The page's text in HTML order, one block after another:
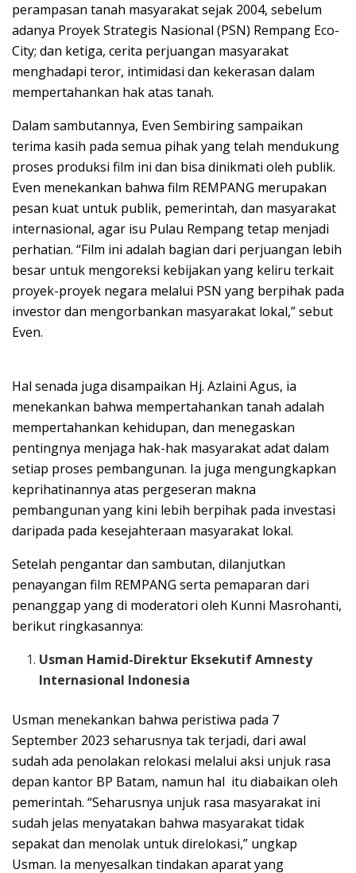
perampasan tanah masyarakat sejak 2004, sebelum
adanya Proyek Strategis Nasional (PSN) Rempang Eco-
City; dan ketiga, cerita perjuangan masyarakat
menghadapi teror, intimidasi dan kekerasan dalam
mempertahankan hak atas tanah.
Dalam sambutannya, Even Sembiring sampaikan
terima kasih pada semua pihak yang telah mendukung
proses produksi film ini dan bisa dinikmati oleh publik.
Even menekankan bahwa film REMPANG merupakan
pesan kuat untuk publik, pemerintah, dan masyarakat
internasional, agar isu Pulau Rempang tetap menjadi
perhatian. “Film ini adalah bagian dari perjuangan lebih
besar untuk mengoreksi kebijakan yang keliru terkait
proyek-proyek negara melalui PSN yang berpihak pada
investor dan mengorbankan masyarakat lokal,” sebut
Even.
Hal senada juga disampaikan Hj. Azlaini Agus, ia
menekankan bahwa mempertahankan tanah adalah
mempertahankan kehidupan, dan menegaskan
pentingnya menjaga hak-hak masyarakat adat dalam
setiap proses pembangunan. Ia juga mengungkapkan
keprihatinannya atas pergeseran makna
pembangunan yang kini lebih berpihak pada investasi
daripada pada kesejahteraan masyarakat lokal.
Setelah pengantar dan sambutan, dilanjutkan
penayangan film REMPANG serta pemaparan dari
penanggap yang di moderatori oleh Kunni Masrohanti,
berikut ringkasannya:
Usman Hamid-Direktur Eksekutif Amnesty
Internasional Indonesia
Usman menekankan bahwa peristiwa pada 7
September 2023 seharusnya tak terjadi, dari awal
sudah ada penolakan relokasi melalui aksi unjuk rasa
depan kantor BP Batam, namun hal itu diabaikan oleh
pemerintah. “Seharusnya unjuk rasa masyarakat ini
sudah jelas menyatakan bahwa masyarakat tidak
sepakat dan menolak untuk direlokasi,” ungkap
Usman. Ia menyesalkan tindakan aparat yang